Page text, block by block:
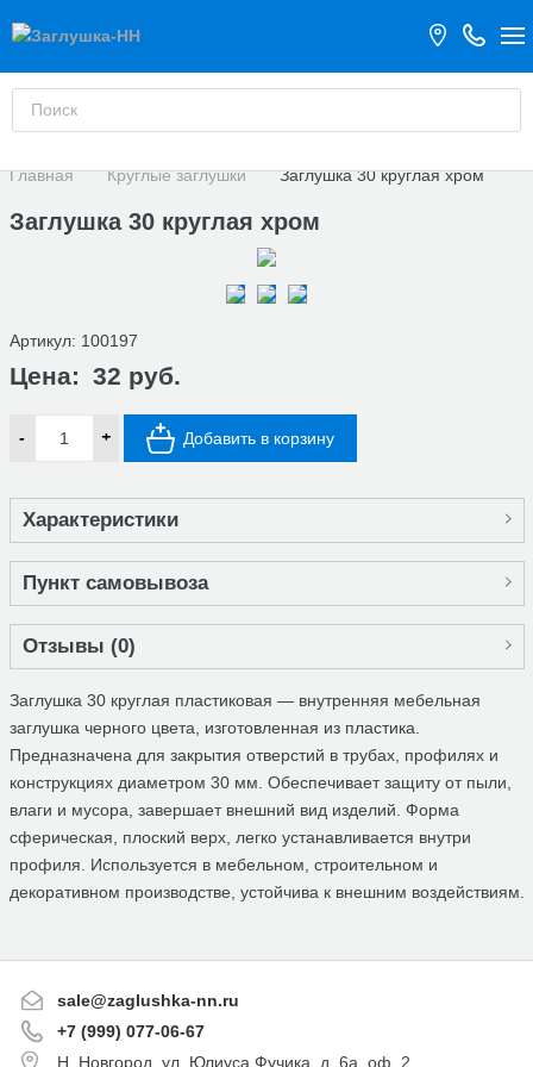
Главная Круглые заглушки Заглушка 30 круглая хром
Заглушка 30 круглая хром
Артикул: 100197
Цена: 32 руб.
- + Добавить в корзину
Заглушка 30 круглая пластиковая — внутренняя мебельная
заглушка черного цвета, изготовленная из пластика.
Предназначена для закрытия отверстий в трубах, профилях и
конструкциях диаметром 30 мм. Обеспечивает защиту от пыли,
влаги и мусора, завершает внешний вид изделий. Форма
сферическая, плоский верх, легко устанавливается внутри
профиля. Используется в мебельном, строительном и
декоративном производстве, устойчива к внешним воздействиям.
Характеристики
Пункт самовывоза
Отзывы (0)
sale@zaglushka-nn.ru
+7 (999) 077-06-67
Н. Новгород, ул. Юлиуса Фучика, д. 6а, оф. 2